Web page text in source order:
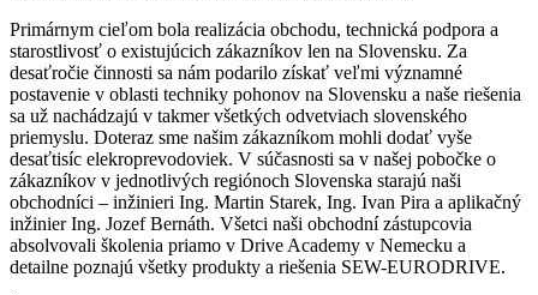
Primárnym cieľom bola realizácia obchodu, technická podpora a
starostlivosť o existujúcich zákazníkov len na Slovensku. Za
desaťročie činnosti sa nám podarilo získať veľmi významné
postavenie v oblasti techniky pohonov na Slovensku a naše riešenia
sa už nachádzajú v takmer všetkých odvetviach slovenského
priemyslu. Doteraz sme našim zákazníkom mohli dodať vyše
desaťtisíc elekroprevodoviek. V ­súčasnosti sa v našej pobočke o
zákazníkov v jednotlivých regiónoch Slovenska starajú naši
obchodníci – inžinieri Ing. Martin Starek, Ing. Ivan Pira a aplikačný
inžinier Ing. Jozef Bernáth. Všetci naši obchodní zástupcovia
absolvovali školenia priamo v Drive Academy v Nemecku a
detailne poznajú všetky produkty a riešenia SEW-EURODRIVE.